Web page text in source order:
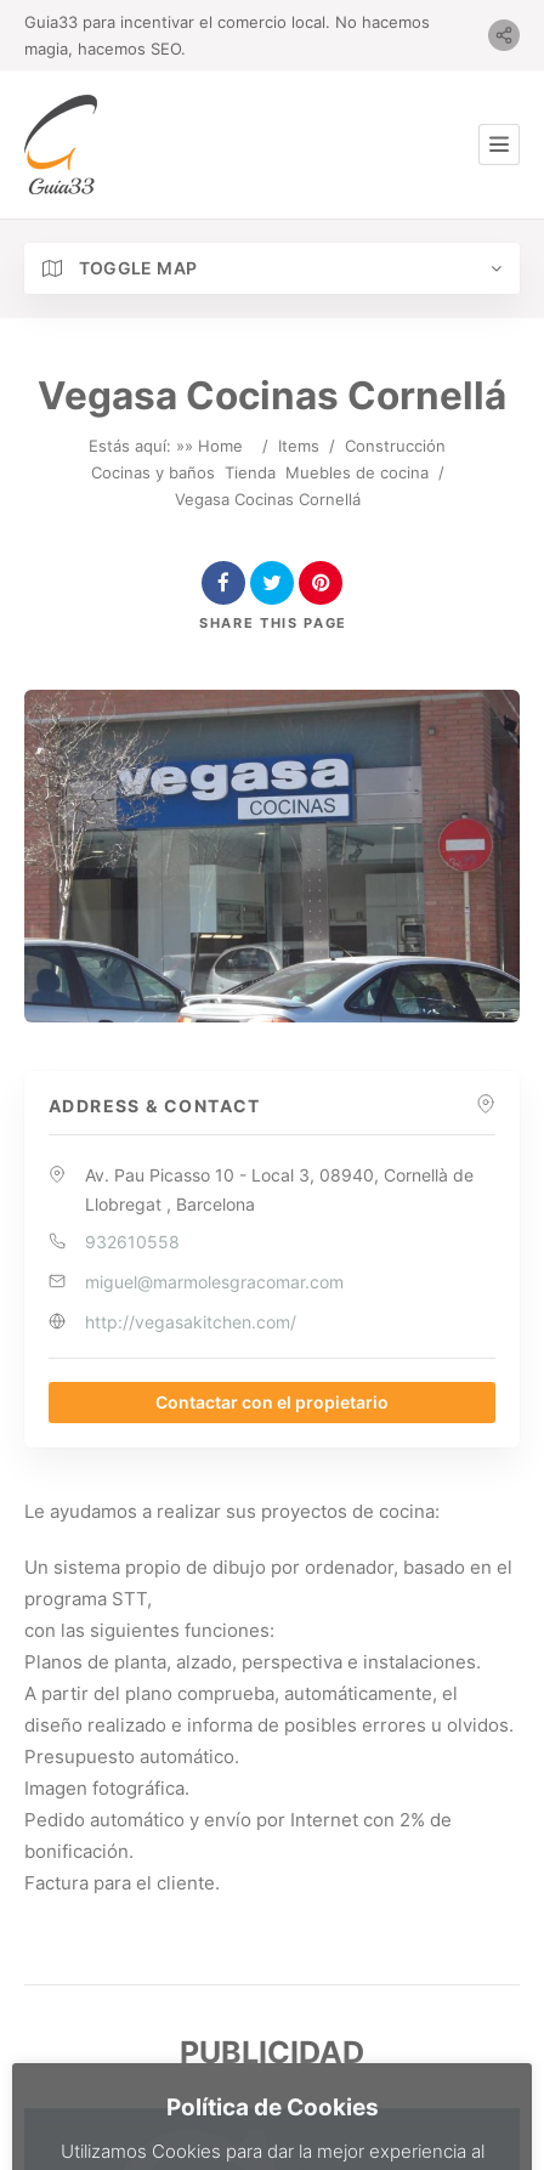
Guia33 para incentivar el comercio local. No hacemos
magia, hacemos SEO.
TOGGLE MAP
Vegasa Cocinas Cornellá
Estás aquí: »» Home / Items / Construcción
Cocinas y baños Tienda Muebles de cocina /
Vegasa Cocinas Cornellá
SHARE THIS PAGE
ADDRESS & CONTACT
Av. Pau Picasso 10 - Local 3, 08940, Cornellà de
Llobregat , Barcelona
932610558
miguel@marmolesgracomar.com
http://vegasakitchen.com/
Contactar con el propietario
Le ayudamos a realizar sus proyectos de cocina:
Un sistema propio de dibujo por ordenador, basado en el
programa STT,
con las siguientes funciones:
Planos de planta, alzado, perspectiva e instalaciones.
A partir del plano comprueba, automáticamente, el
diseño realizado e informa de posibles errores u olvidos.
Presupuesto automático.
Imagen fotográfica.
Pedido automático y envío por Internet con 2% de
bonificación.
Factura para el cliente.
PUBLICIDAD
Política de Cookies
Utilizamos Cookies para dar la mejor experiencia al